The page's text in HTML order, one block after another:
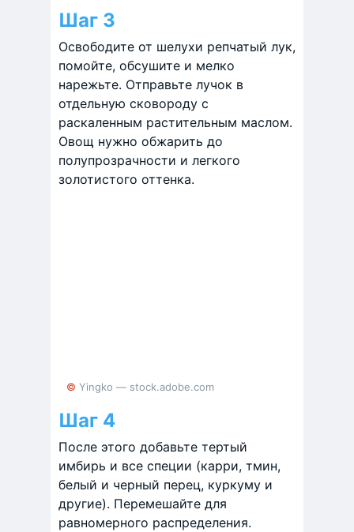
Шаг 3
Освободите от шелухи репчатый лук,
помойте, обсушите и мелко
нарежьте. Отправьте лучок в
отдельную сковороду с
раскаленным растительным маслом.
Овощ нужно обжарить до
полупрозрачности и легкого
золотистого оттенка.
© Yingko — stock.adobe.com
Шаг 4
После этого добавьте тертый
имбирь и все специи (карри, тмин,
белый и черный перец, куркуму и
другие). Перемешайте для
равномерного распределения.